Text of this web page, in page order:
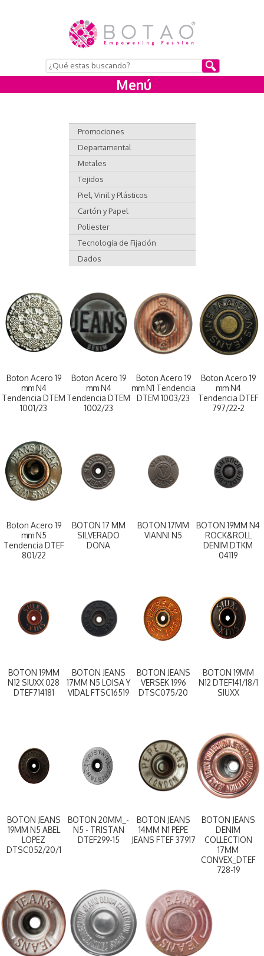
Menú
Promociones
Departamental
Metales
Tejidos
Piel, Vinil y Plásticos
Cartón y Papel
Poliester
Tecnología de Fijación
Dados
Boton Acero 19
mm N4
Tendencia DTEM
1001/23
Boton Acero 19
mm N4
Tendencia DTEM
1002/23
Boton Acero 19
mm N1 Tendencia
DTEM 1003/23
Boton Acero 19
mm N4
Tendencia DTEF
797/22-2
Boton Acero 19
mm N5
Tendencia DTEF
801/22
BOTON 17 MM
SILVERADO
DONA
BOTON 17MM
VIANNI N5
BOTON 19MM N4
ROCK&ROLL
DENIM DTKM
04119
BOTON 19MM
N12 SIUXX 028
DTEF714181
BOTON JEANS
17MM N5 LOISA Y
VIDAL FTSC16519
BOTON JEANS
VERSEK 1996
DTSC075/20
BOTON 19MM
N12 DTEF141/18/1
SIUXX
BOTON JEANS
19MM N5 ABEL
LOPEZ
DTSC052/20/1
BOTON 20MM_-
N5 - TRISTAN
DTEF299-15
BOTON JEANS
14MM N1 PEPE
JEANS FTEF 37917
BOTON JEANS
DENIM
COLLECTION
17MM
CONVEX_DTEF
728-19